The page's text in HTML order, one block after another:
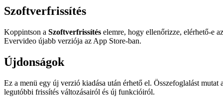
Szoftverfrissítés
Koppintson a Szoftverfrissítés elemre, hogy ellenőrizze, elérhető-e az
Evervideo újabb verziója az App Store-ban.
Újdonságok
Ez a menü egy új verzió kiadása után érhető el. Összefoglalást mutat
legutóbbi frissítés változásairól és új funkcióiról.